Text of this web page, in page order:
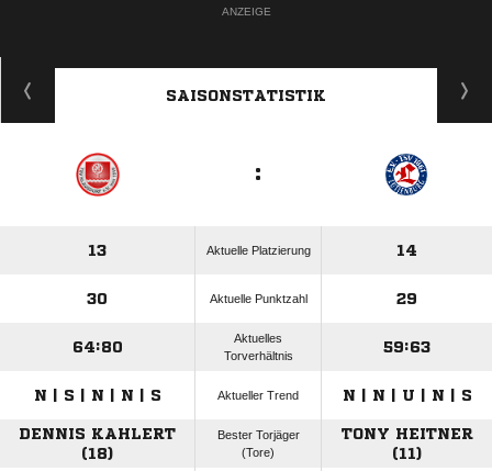
ANZEIGE
SAISONSTATISTIK
:
13 Aktuelle Platzierung 14
30 Aktuelle Punktzahl 29
64:80
Aktuelles
Torverhältnis
59:63
N | S | N | N | S Aktueller Trend N | N | U | N | S
DENNIS KAHLERT
(18)
Bester Torjäger
(Tore)
TONY HEITNER
(11)